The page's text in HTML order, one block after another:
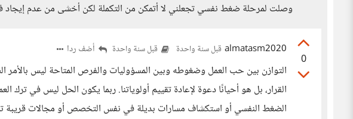
وصلت لمرحلة ضغط نفسي تجعلني لا أتمكن من التكملة لكن أخشى من عدم إيجاد
0
almatasm2020 قبل سنة واحدة قبل سنة واحدة أضف ردا
التوازن بين حب العمل وضغوطه وبين المسؤوليات والفرص المتاحة ليس
القرار، بل هو أحيانًا دعوة لإعادة تقييم أولوياتنا. ربما يكون الحل ليس في
الضغط النفسي أو استكشاف مسارات بديلة في نفس التخصص أو مجالات